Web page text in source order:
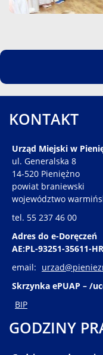
KONTAKT
Urząd Miejski w
ul. Generalska 8
14-520 Pieniężno
powiat braniewski
województwo
tel. 55 237 46 00
Adres do e-Doręczeń
AE:PL-93251-35611-
email:
Skrzynka ePUAP – /
BIP
GODZINY